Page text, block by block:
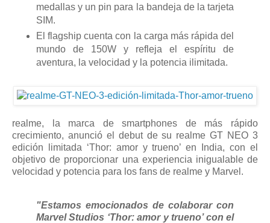
medallas y un pin para la bandeja de la tarjeta
SIM.
El flagship cuenta con la carga más rápida del
mundo de 150W y refleja el espíritu de
aventura, la velocidad y la potencia ilimitada.
realme, la marca de smartphones de más rápido
crecimiento, anunció el debut de su realme GT NEO 3
edición limitada ‘Thor: amor y trueno’ en India, con el
objetivo de proporcionar una experiencia inigualable de
velocidad y potencia para los fans de realme y Marvel.
"Estamos emocionados de colaborar con
Marvel Studios ‘Thor: amor y trueno’ con el